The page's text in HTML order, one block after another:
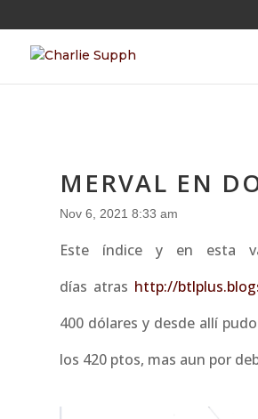
MERVAL EN
Nov 6, 2021 8:33 am
Este índice y en esta
días atras http://
400 dólares y desde allí
los 420 ptos, mas aun por